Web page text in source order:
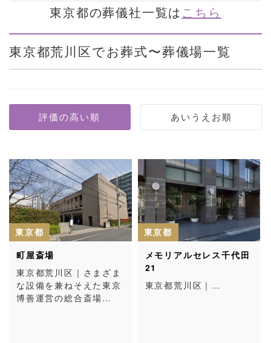
東京都の葬儀社一覧は こちら
東京都荒川区でお葬式〜葬儀場一覧
東京都
町屋斎場
東京都荒川区｜さまざま
な設備を兼ねそえた東京
博善運営の総合斎場…
東京都
メモリアルセレス千代田
21
東京都荒川区｜…